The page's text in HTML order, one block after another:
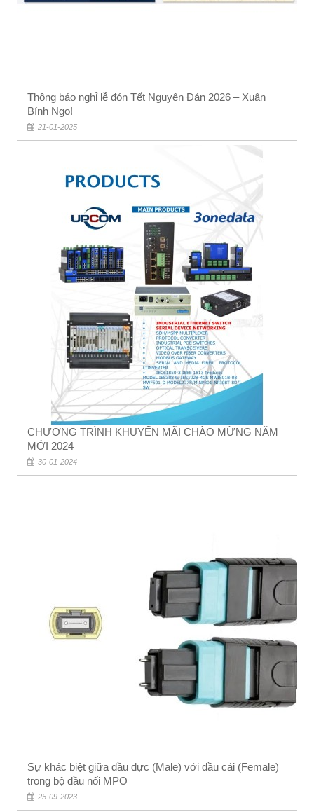
Thông báo nghỉ lễ đón Tết Nguyên Đán 2026 – Xuân
Bính Ngọ!
21-01-2025
CHƯƠNG TRÌNH KHUYẾN MÃI CHÀO MỪNG NĂM
MỚI 2024
30-01-2024
Sự khác biệt giữa đầu đực (Male) với đầu cái (Female)
trong bộ đầu nối MPO
25-09-2023